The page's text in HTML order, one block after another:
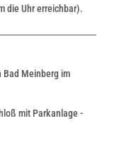
die Uhr erreichbar).
Bad Meinberg im
mit Parkanlage -